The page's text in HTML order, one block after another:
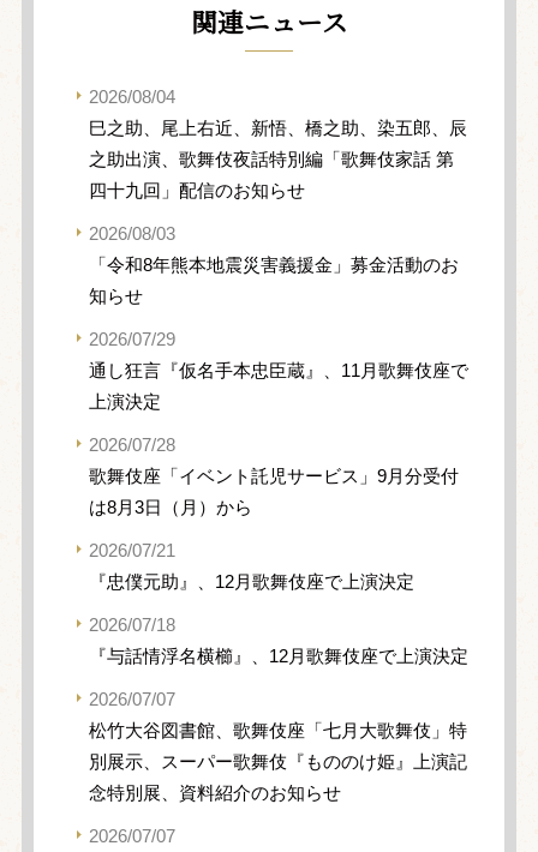
関連ニュース
2026/08/04
巳之助、尾上右近、新悟、橋之助、染五郎、辰
之助出演、歌舞伎夜話特別編「歌舞伎家話 第
四十九回」配信のお知らせ
2026/08/03
「令和8年熊本地震災害義援金」募金活動のお
知らせ
2026/07/29
通し狂言『仮名手本忠臣蔵』、11月歌舞伎座で
上演決定
2026/07/28
歌舞伎座「イベント託児サービス」9月分受付
は8月3日（月）から
2026/07/21
『忠僕元助』、12月歌舞伎座で上演決定
2026/07/18
『与話情浮名横櫛』、12月歌舞伎座で上演決定
2026/07/07
松竹大谷図書館、歌舞伎座「七月大歌舞伎」特
別展示、スーパー歌舞伎『もののけ姫』上演記
念特別展、資料紹介のお知らせ
2026/07/07